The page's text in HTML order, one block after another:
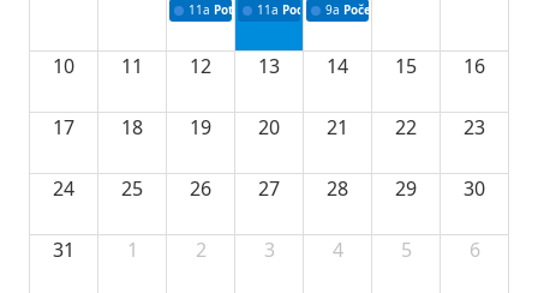
11a Potpisivanje ugovora o stipendijama za
11a Podrška razvoju vodne infrastrukture u
9a Početak izgradnje nove
10 11 12 13 14 15 16
17 18 19 20 21 22 23
24 25 26 27 28 29 30
31 1 2 3 4 5 6